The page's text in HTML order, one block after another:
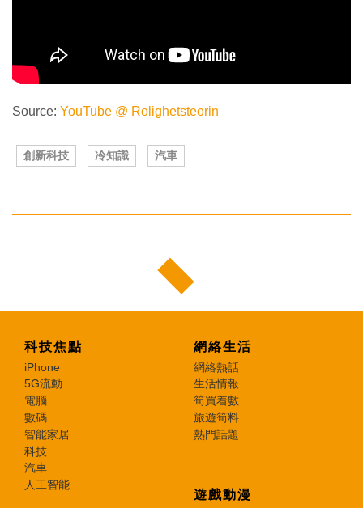
Source: YouTube @ Rolighetsteorin
創新科技 冷知識 汽車
科技焦點
iPhone
5G流動
電腦
數碼
智能家居
科技
汽車
人工智能
網絡生活
網絡熱話
生活情報
筍買着數
旅遊筍料
熱門話題
遊戲動漫